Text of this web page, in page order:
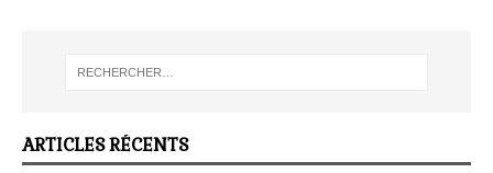
ARTICLES RÉCENTS